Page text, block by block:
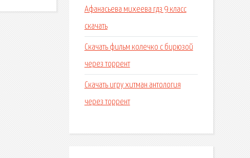
Афанасьева михеева гдз 9 класс
скачать
Скачать фильм колечко с бирюзой
через торрент
Скачать игру хитман антология
через торрент